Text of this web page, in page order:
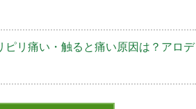
ピリ痛い・触ると痛い原因は？アロデ